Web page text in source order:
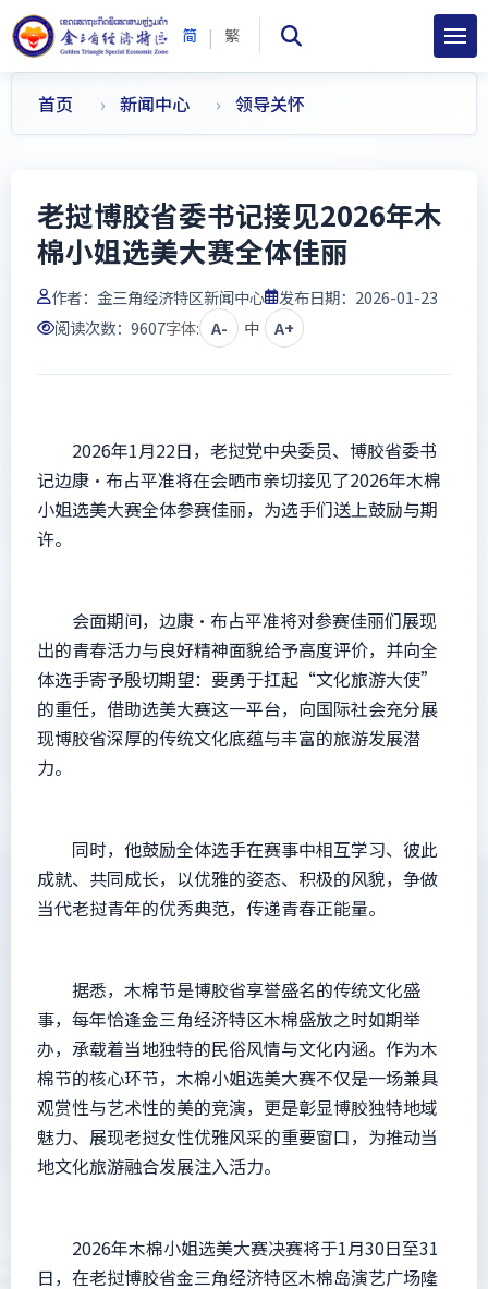
简 | 繁
首页 新闻中心 领导关怀
老挝博胶省委书记接见2026年木
棉小姐选美大赛全体佳丽
作者： 金三角经济特区新闻中心
发布日期：2026-01-23
阅读次数： 9607字体: A- 中 A+
2026年1月22日，老挝党中央委员、博胶省委书
记边康·布占平准将在会晒市亲切接见了2026年木棉
小姐选美大赛全体参赛佳丽，为选手们送上鼓励与期
许。
会面期间，边康·布占平准将对参赛佳丽们展现
出的青春活力与良好精神面貌给予高度评价，并向全
体选手寄予殷切期望：要勇于扛起“文化旅游大使”
的重任，借助选美大赛这一平台，向国际社会充分展
现博胶省深厚的传统文化底蕴与丰富的旅游发展潜
力。
同时，他鼓励全体选手在赛事中相互学习、彼此
成就、共同成长，以优雅的姿态、积极的风貌，争做
当代老挝青年的优秀典范，传递青春正能量。
据悉，木棉节是博胶省享誉盛名的传统文化盛
事，每年恰逢金三角经济特区木棉盛放之时如期举
办，承载着当地独特的民俗风情与文化内涵。作为木
棉节的核心环节，木棉小姐选美大赛不仅是一场兼具
观赏性与艺术性的美的竞演，更是彰显博胶独特地域
魅力、展现老挝女性优雅风采的重要窗口，为推动当
地文化旅游融合发展注入活力。
2026年木棉小姐选美大赛决赛将于1月30日至31
日，在老挝博胶省金三角经济特区木棉岛演艺广场隆